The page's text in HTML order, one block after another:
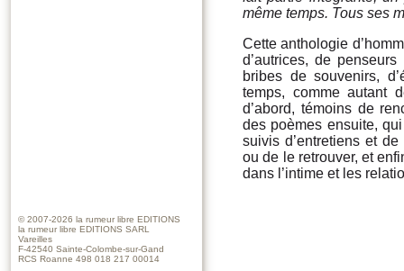
même temps. Tous ses
Cette anthologie
d’autrices, de
bribes de souvenirs,
temps, comme autant
d’abord, témoins de
des poèmes ensuite,
suivis d’entretiens et
ou de le retrouver, et
dans l’intime et les
© 2007-2026 la rumeur libre EDITIONS
la rumeur libre EDITIONS SARL
Vareilles
F-42540 Sainte-Colombe-sur-Gand
RCS Roanne 498 018 217 00014